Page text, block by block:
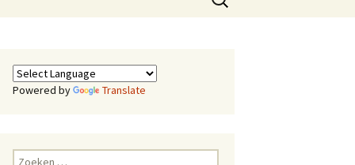
naar:
Powered by Translate
Zoeken